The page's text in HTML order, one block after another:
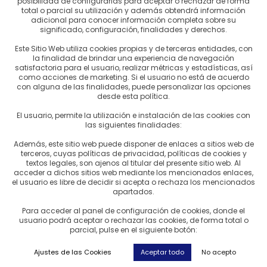
M
M con tapa, se utiliza para hacer cualquier infusión, té,
para los amantes del té, ya que no deja pasar ninguna
se puede acoplar tanto a tazas como teteras que
verde, granate y azul
total o parcial su utilización y además obtendrá información
adicional para conocer información completa sobre su
significado, configuración, finalidades y derechos.
Este Sitio Web utiliza cookies propias y de terceras entidades, con
la finalidad de brindar una experiencia de navegación
satisfactoria para el usuario, realizar métricas y estadísticas, así
como acciones de marketing. Si el usuario no está de acuerdo
con alguna de las finalidades, puede personalizar las opciones
desde esta política.
El usuario, permite la utilización e instalación de las cookies con
las siguientes finalidades:
Además, este sitio web puede disponer de enlaces a sitios web de
terceros, cuyas políticas de privacidad, políticas de cookies y
textos legales, son ajenos al titular del presente sitio web. Al
acceder a dichos sitios web mediante los mencionados enlaces,
el usuario es libre de decidir si acepta o rechaza los mencionados
apartados.
Para acceder al panel de configuración de cookies, donde el
usuario podrá aceptar o rechazar las cookies, de forma total o
parcial, pulse en el siguiente botón:
Ajustes de las Cookies Aceptar todo No acepto